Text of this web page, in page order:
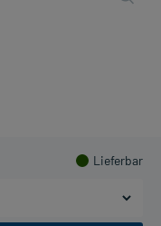
Lieferbar